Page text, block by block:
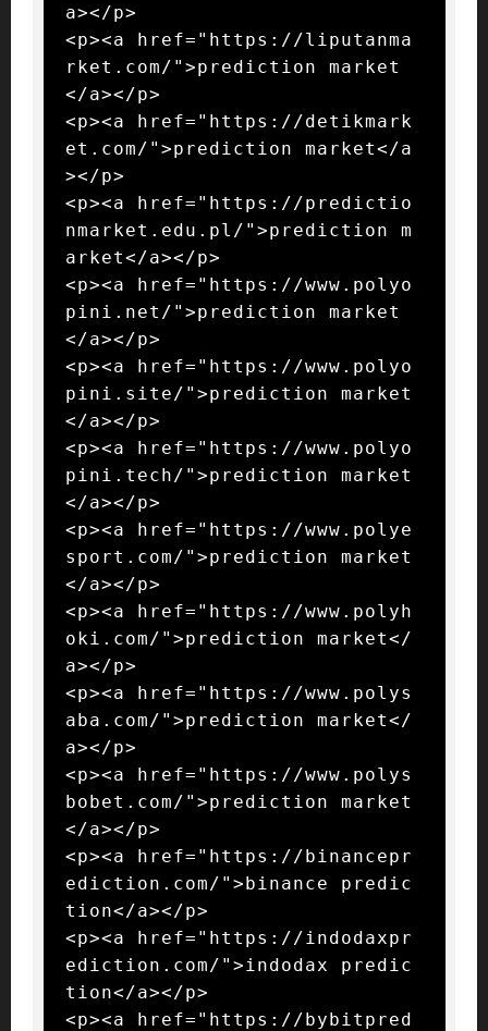
a></p>
<p><a href="https://liputanma
rket.com/">prediction market
</a></p>
<p><a href="https://detikmark
et.com/">prediction market</a
></p>
<p><a href="https://predictio
nmarket.edu.pl/">prediction m
arket</a></p>
<p><a href="https://www.polyo
pini.net/">prediction market
</a></p>
<p><a href="https://www.polyo
pini.site/">prediction market
</a></p>
<p><a href="https://www.polyo
pini.tech/">prediction market
</a></p>
<p><a href="https://www.polye
sport.com/">prediction market
</a></p>
<p><a href="https://www.polyh
oki.com/">prediction market</
a></p>
<p><a href="https://www.polys
aba.com/">prediction market</
a></p>
<p><a href="https://www.polys
bobet.com/">prediction market
</a></p>
<p><a href="https://binancepr
ediction.com/">binance predic
tion</a></p>
<p><a href="https://indodaxpr
ediction.com/">indodax predic
tion</a></p>
<p><a href="https://bybitpred